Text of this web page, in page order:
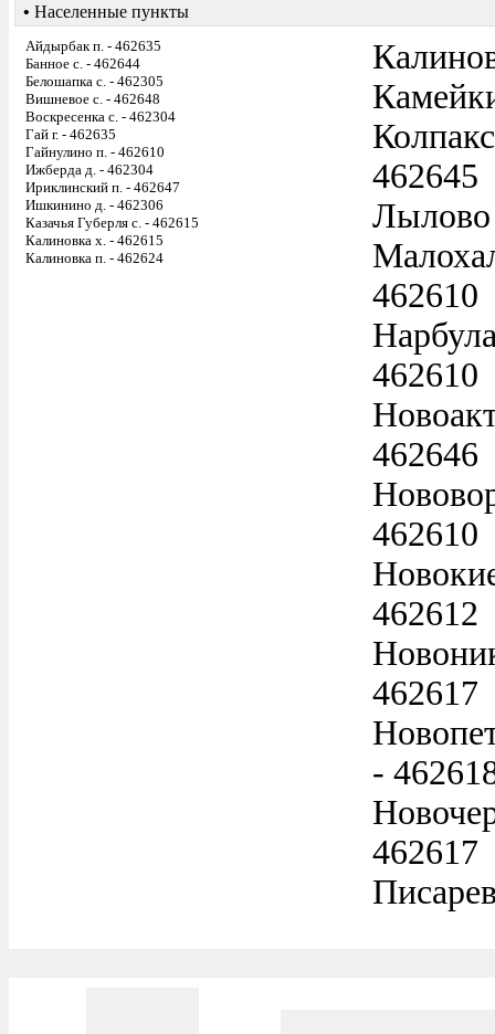
• Населенные пункты
Айдырбак п. - 462635
Банное с. - 462644
Белошапка с. - 462305
Вишневое с. - 462648
Воскресенка с. - 462304
Гай г. - 462635
Гайнулино п. - 462610
Ижберда д. - 462304
Ириклинский п. - 462647
Ишкинино д. - 462306
Казачья Губерля с. - 462615
Калиновка х. - 462615
Калиновка п. - 462624
462645
Лылово
462610
462610
462646
462610
462612
462617
-
462617